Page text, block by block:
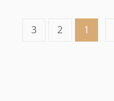
1
2
3